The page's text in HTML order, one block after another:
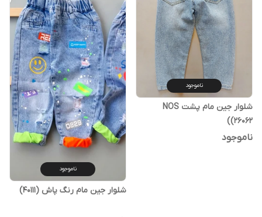
ناموجود
شلوار جین مام پشت NOS
(26062)
ناموجود
ناموجود
شلوار جین مام رنگ پاش (40111)